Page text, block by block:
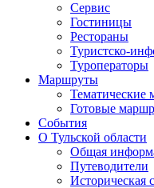
Сервис
Гостиницы
Рестораны
Туристско-
Туроператоры
Маршруты
Тематические
Готовые
События
О Тульской области
Общая
Путеводители
Историческая